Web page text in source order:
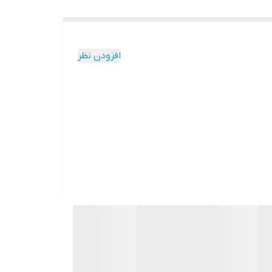
افزودن نظر